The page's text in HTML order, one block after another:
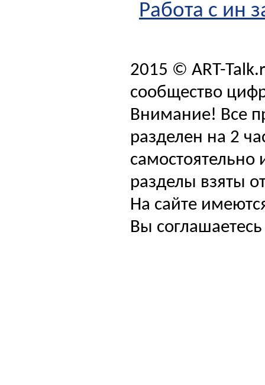
Работа с ин
2015 © ART-
сообщество
Внимание! Все
разделен на 2
самостоятельно
разделы взяты
На сайте
Вы